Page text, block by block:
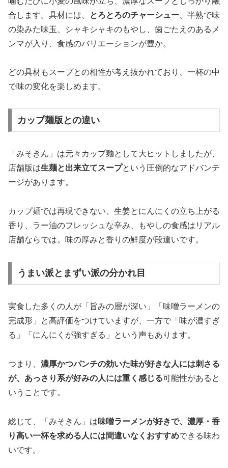
合します。具材には、
とろとろのチャーシュー 、半熟で味
の染みた味玉、シャキシャキのもやし、歯ごたえのあるメ
ンマが入り、食感のバリエーションが豊か。
どの具材もスープとの相性が考え抜かれており、一杯の中
で味の変化を楽しめます。
カップ麺版との違い
「みそきん」は元々カップ麺として大ヒットしましたが、
店舗版は生麺と出来立てスープという圧倒的なアドバンテ
ージがあります。
カップ麺では再現できない、生姜とにんにくの立ち上がる
香り、ラー油のフレッシュな辛み、もやしの食感はリアル
店舗ならでは。味の厚みと香りの鮮度が段違いです。
うまい派とまずい派の分かれ目
実食した多くの人が「旨みの層が深い」「味噌ラーメンの
完成形」と高評価をつけていますが、一方で「味が濃すぎ
る」「にんにくが強すぎる」という声もあります。
つまり、 濃厚かつパンチの効いた味が好きな人には刺さる
が、あっさり系が好みの人には重く感じる可能性があると
いうことです。
総じて、「みそきん」は味噌ラーメンが好きで、濃厚・香
り高い一杯を求める人には間違いなくおすすめできる味わ
いです。